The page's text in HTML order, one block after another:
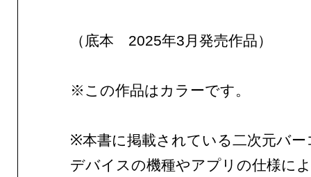
（底本 2025年3月発売作品）
※この作品はカラーです。
※本書に掲載されている二次元バー
デバイスの機種やアプリの仕様に